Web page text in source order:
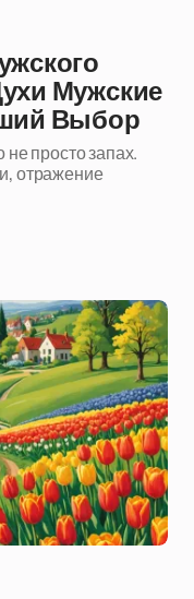
Мужские
Выбор
просто запах.
отражение